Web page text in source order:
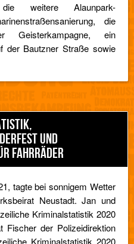
die weitere Alaunpark-
die
Geisterkampagne, ein
der Bautzner Straße sowie
UND
FAHRRÄDER
tagte bei sonnigem Wetter
Neustadt. Jan und
Kriminalstatistik 2020
Fischer der Polizeidirektion
Kriminalstatistik 2020